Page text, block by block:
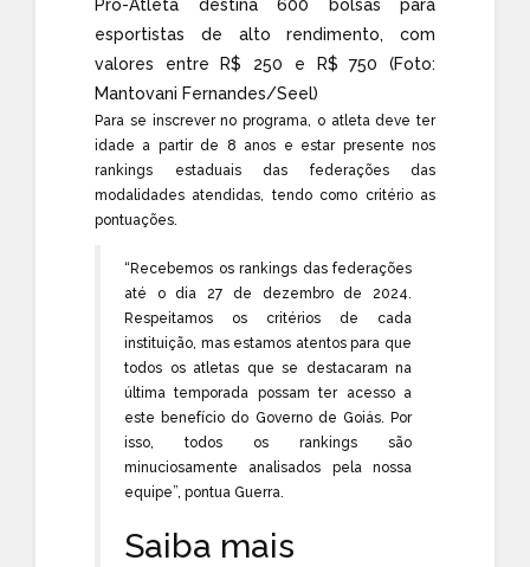
Pró-Atleta destina 600 bolsas para
esportistas de alto rendimento, com
valores entre R$ 250 e R$ 750 (Foto:
Mantovani Fernandes/Seel)
Para se inscrever no programa, o atleta deve ter
idade a partir de 8 anos e estar presente nos
rankings estaduais das federações das
modalidades atendidas, tendo como critério as
pontuações.
“Recebemos os rankings das federações
até o dia 27 de dezembro de 2024.
Respeitamos os critérios de cada
instituição, mas estamos atentos para que
todos os atletas que se destacaram na
última temporada possam ter acesso a
este benefício do Governo de Goiás. Por
isso, todos os rankings são
minuciosamente analisados pela nossa
equipe”, pontua Guerra.
Saiba mais